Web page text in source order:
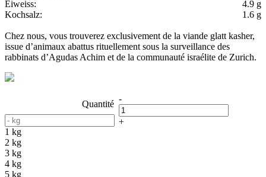
Eiweiss:
4.9 g
Kochsalz:
1.6 g
Chez nous, vous trouverez exclusivement de la viande glatt kasher,
issue d’animaux abattus rituellement sous la surveillance des
rabbinats d’Agudas Achim et de la communauté israélite de Zurich.
-
+
Quantité
1 kg
2 kg
3 kg
4 kg
5 kg